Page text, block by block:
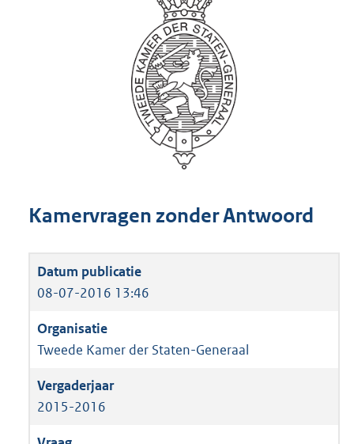
Kamervragen zonder Antwoord
08-07-2016 13:46
Tweede Kamer der Staten-Generaal
2015-2016